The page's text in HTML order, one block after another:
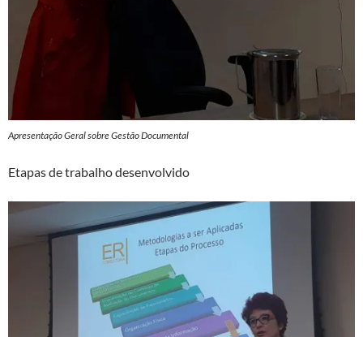
Apresentação Geral sobre Gestão Documental
Etapas de trabalho desenvolvido